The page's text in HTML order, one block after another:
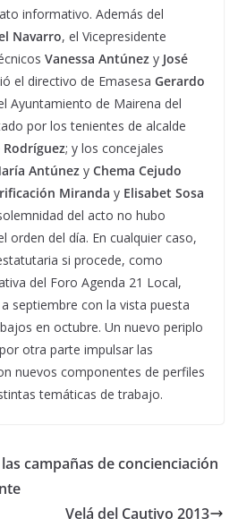
informativo. Además del
Navarro, el Vicepresidente
Vanessa Antúnez y José
el directivo de Emasesa Gerardo
Ayuntamiento de Mairena del
por los tenientes de alcalde
Rodríguez; y los concejales
Antúnez y Chema Cejudo
Miranda y Elisabet Sosa
del acto no hubo
orden del día. En cualquier caso,
si procede, como
del Foro Agenda 21 Local,
septiembre con la vista puesta
en octubre. Un nuevo periplo
otra parte impulsar las
nuevos componentes de perfiles
temáticas de trabajo.
campañas de concienciación
Velá del Cautivo 2013